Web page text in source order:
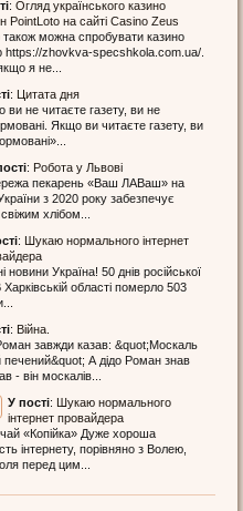
: Огляд українського казино
PointLoto на сайті Casino Zeus
можна спробувати казино
https://zhovkva-specshkola.com.ua/.
я не...
: Цитата дня
ви не читаєте газету, ви не
Якщо ви читаєте газету, ви
: Робота у Львові
пекарень «Ваш ЛАВаш» на
з 2020 року забезпечує
хлібом...
: Шукаю нормального інтернет
новини Україна! 50 днів російської
Харківській області померло 503
: Війна.
завжди казав: &quot;Москаль
печений&quot; А дідо Роман знав
- він москалів...
У пості: Шукаю нормального
інтернет провайдера
«Копійка» Дуже хороша
інтернету, порівняно з Волею,
перед цим...